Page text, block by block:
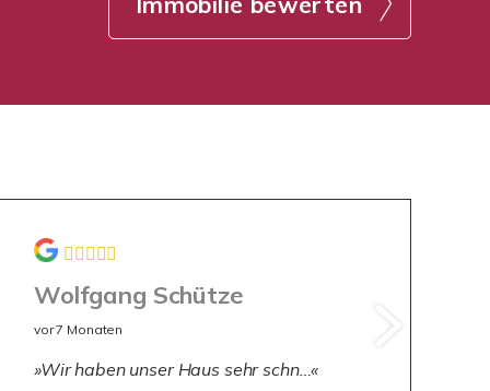
Wolfgang Schütze
vor 7 Monaten
Wir haben unser Haus sehr schn…